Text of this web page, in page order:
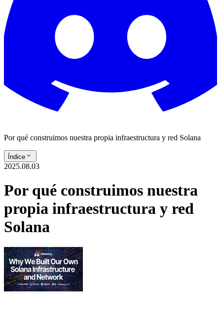
Por qué construimos nuestra propia infraestructura y red Solana
Índice
2025.08.03
Por qué construimos nuestra
propia infraestructura y red
Solana